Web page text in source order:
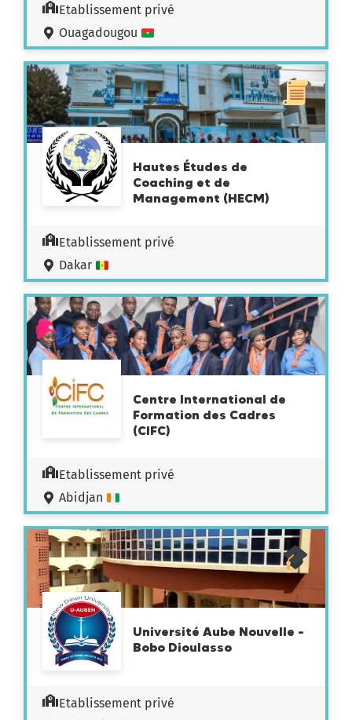
Etablissement privé
Ouagadougou
Hautes Études de
Coaching et de
Management (HECM)
Etablissement privé
Dakar
Centre International de
Formation des Cadres
(CIFC)
Etablissement privé
Abidjan
Université Aube Nouvelle –
Bobo Dioulasso
Etablissement privé